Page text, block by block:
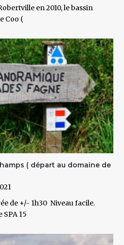
en 2010, le bassin
Coo (
( départ au domaine de
de +/- 1h30 Niveau facile.
15